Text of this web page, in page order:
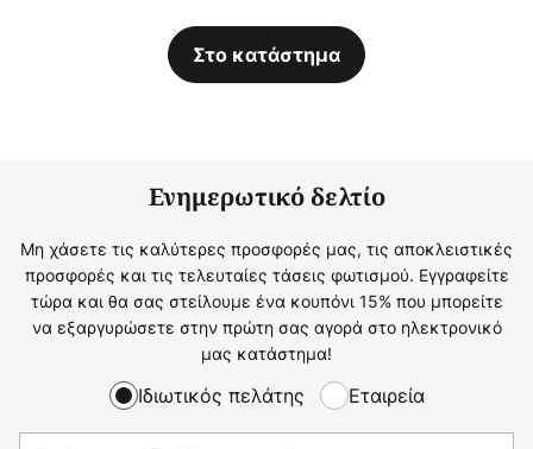
Στο κατάστημα
Ενημερωτικό δελτίο
Μη χάσετε τις καλύτερες προσφορές μας, τις αποκλειστικές
προσφορές και τις τελευταίες τάσεις φωτισμού. Εγγραφείτε
τώρα και θα σας στείλουμε ένα κουπόνι 15% που μπορείτε
να εξαργυρώσετε στην πρώτη σας αγορά στο ηλεκτρονικό
μας κατάστημα!
Ιδιωτικός πελάτης Εταιρεία